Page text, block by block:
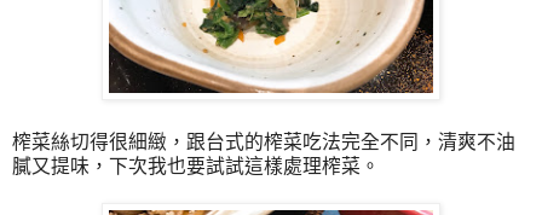
榨菜絲切得很細緻，跟台式的榨菜吃法完全不同，清爽不油
膩又提味，下次我也要試試這樣處理榨菜。